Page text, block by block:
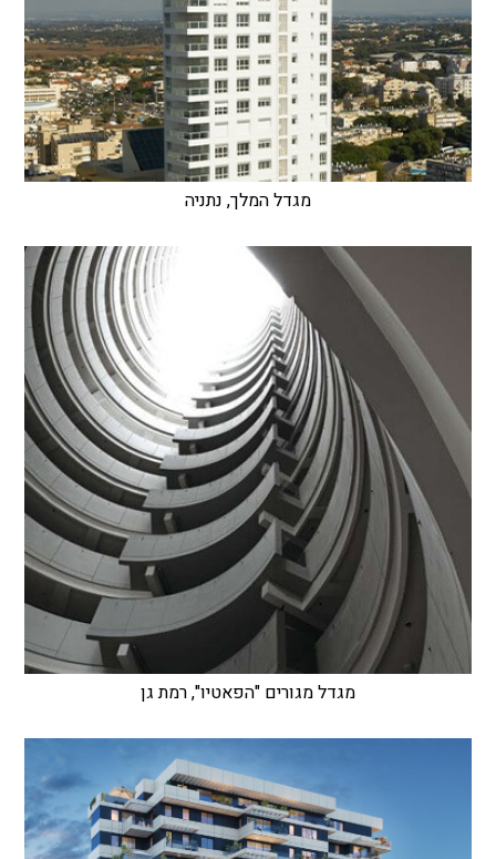
מגדל המלך, נתניה
מגדל מגורים "הפאטיו", רמת גן